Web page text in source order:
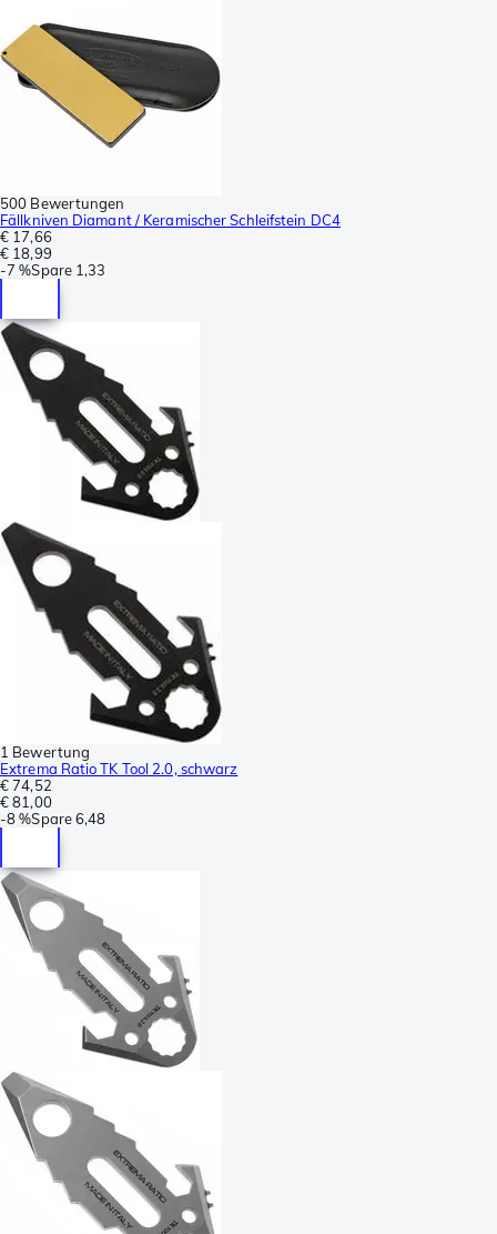
500 Bewertungen
Fällkniven Diamant / Keramischer Schleifstein DC4
€ 17,66
€ 18,99
-7 %Spare 1,33
1 Bewertung
Extrema Ratio TK Tool 2.0, schwarz
€ 74,52
€ 81,00
-8 %Spare6,48